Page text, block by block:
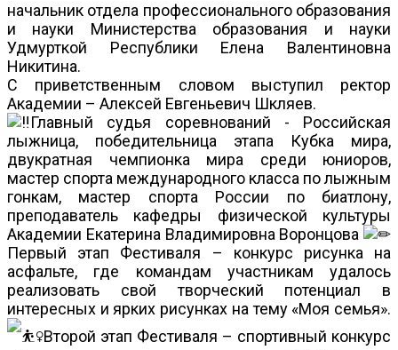
начальник отдела профессионального образования
и науки Министерства образования и науки
Удмурткой Республики Елена Валентиновна
Никитина.
С приветственным словом выступил ректор
Академии – Алексей Евгеньевич Шкляев.
Главный судья соревнований - Российская
лыжница, победительница этапа Кубка мира,
двукратная чемпионка мира среди юниоров,
мастер спорта международного класса по лыжным
гонкам, мастер спорта России по биатлону,
преподаватель кафедры физической культуры
Академии Екатерина Владимировна Воронцова
Первый этап Фестиваля – конкурс рисунка на
асфальте, где командам участникам удалось
реализовать свой творческий потенциал в
интересных и ярких рисунках на тему «Моя семья».
Второй этап Фестиваля – спортивный конкурс